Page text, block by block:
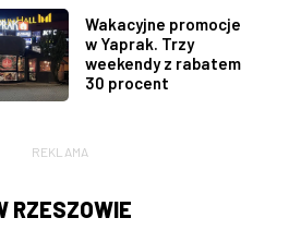
Wakacyjne promocje
w Yaprak. Trzy
weekendy z rabatem
30 procent
REKLAMA
RZESZOWIE